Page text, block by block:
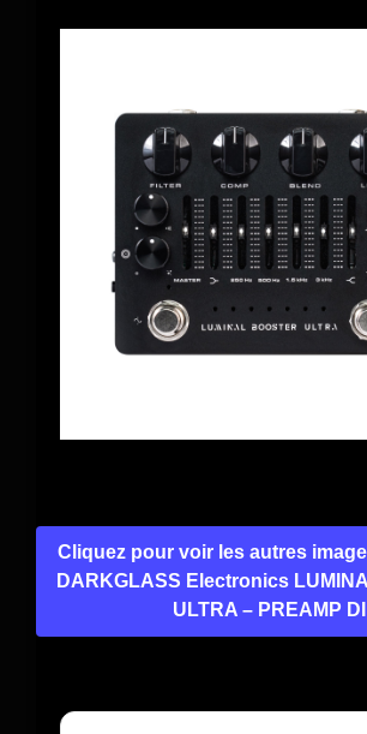
Cliquez pour voir les autres
DARKGLASS Electronics
ULTRA – PREAMP DI